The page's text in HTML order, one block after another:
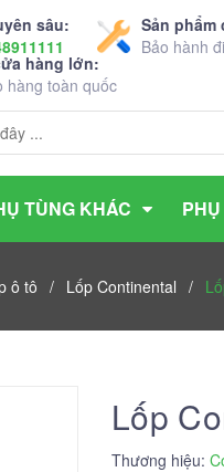
sâu:
Sản phẩm
Bảo hành
hàng lớn:
hàng toàn quốc
TÙNG KHÁC
ô tô / Lốp Continental /
Lốp
Thương hiệu: